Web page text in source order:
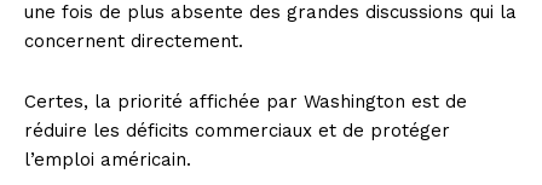
une fois de plus absente des grandes discussions qui la
concernent directement.
Certes, la priorité affichée par Washington est de
réduire les déficits commerciaux et de protéger
l’emploi américain.